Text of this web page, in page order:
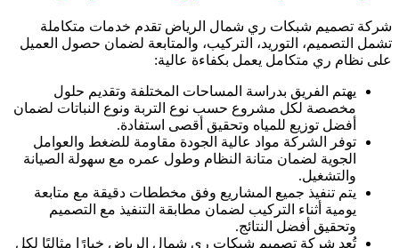
شركة تصميم شبكات ري شمال الرياض تقدم خدمات متكاملة
تشمل التصميم، التوريد، التركيب، والمتابعة لضمان حصول العميل
على نظام ري متكامل يعمل بكفاءة عالية:
يهتم الفريق بدراسة المساحات المختلفة وتقديم حلول
مخصصة لكل مشروع حسب نوع التربة ونوع النباتات لضمان
أفضل توزيع للمياه وتحقيق أقصى استفادة.
توفر الشركة مواد عالية الجودة مقاومة للضغط والعوامل
الجوية لضمان متانة النظام وطول عمره مع سهولة الصيانة
والتشغيل.
يتم تنفيذ جميع المشاريع وفق مخططات دقيقة مع متابعة
يومية أثناء التركيب لضمان مطابقة التنفيذ مع التصميم
وتحقيق أفضل النتائج.
تُعد شركة تصميم شبكات ري شمال الرياض خيارًا مثاليًا لكل